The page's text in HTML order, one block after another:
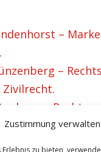
Zustimmung verwalten
zu bieten,
–
–
Zivilrecht.
–
– Juristische